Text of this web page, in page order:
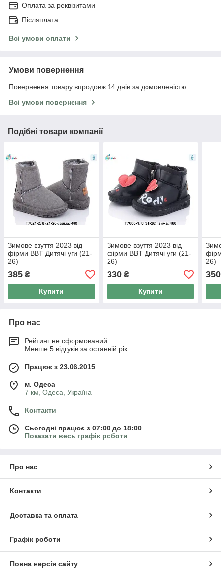
Оплата за реквізитами
Післяплата
Всі умови оплати
Умови повернення
Повернення товару впродовж 14 днів за домовленістю
Всі умови повернення
Подібні товари компанії
Зимове взуття 2023 від
фірми BBT Дитячі уги (21-
26)
385 ₴
Купити
Зимове взуття 2023 від
фірми BBT Дитячі уги (21-
26)
330₴
Купити
26)
350
Про нас
Рейтинг не сформований
Менше 5 відгуків за останній рік
Працює з 23.06.2015
м. Одеса
7 км, Одеса, Україна
Контакти
Сьогодні працює з 07:00 до 18:00
Показати весь графік роботи
Про нас
Контакти
Доставка та оплата
Графік роботи
Повна версія сайту